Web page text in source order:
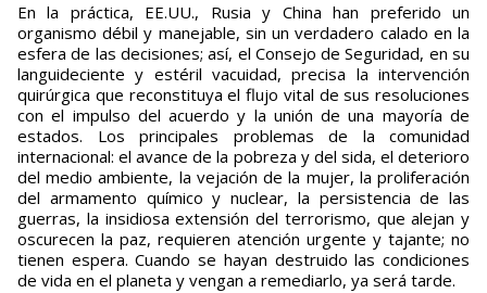
En la práctica, EE.UU., Rusia y China han preferido un
organismo débil y manejable, sin un verdadero calado en la
esfera de las decisiones; así, el Consejo de Seguridad, en su
languideciente y estéril vacuidad, precisa la intervención
quirúrgica que reconstituya el flujo vital de sus resoluciones
con el impulso del acuerdo y la unión de una mayoría de
estados. Los principales problemas de la comunidad
internacional: el avance de la pobreza y del sida, el deterioro
del medio ambiente, la vejación de la mujer, la proliferación
del armamento químico y nuclear, la persistencia de las
guerras, la insidiosa extensión del terrorismo, que alejan y
oscurecen la paz, requieren atención urgente y tajante; no
tienen espera. Cuando se hayan destruido las condiciones
de vida en el planeta y vengan a remediarlo, ya será tarde.